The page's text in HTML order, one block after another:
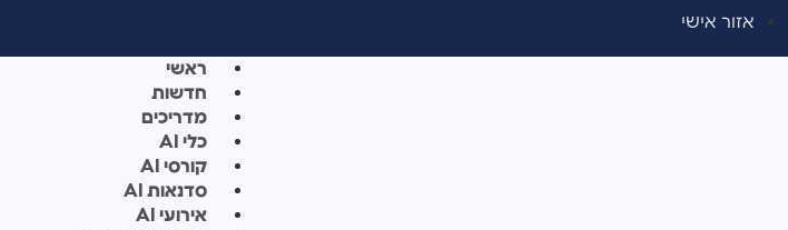
אזור אישי
ראשי
חדשות
מדריכים
כלי AI
קורסי AI
סדנאות AI
אירועי AI